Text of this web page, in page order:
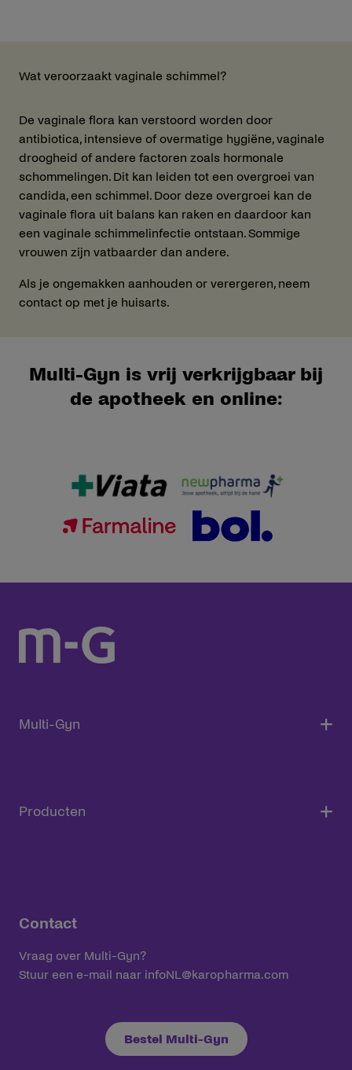
Wat veroorzaakt vaginale schimmel?
De vaginale flora kan verstoord worden door
antibiotica, intensieve of overmatige hygiëne, vaginale
droogheid of andere factoren zoals hormonale
schommelingen. Dit kan leiden tot een overgroei van
candida, een schimmel. Door deze overgroei kan de
vaginale flora uit balans kan raken en daardoor kan
een vaginale schimmelinfectie ontstaan. Sommige
vrouwen zijn vatbaarder dan andere.
Als je ongemakken aanhouden or verergeren, neem
contact op met je huisarts.
Multi-Gyn is vrij verkrijgbaar bij
de apotheek en online:
Multi-Gyn
Producten
Contact
Vraag over Multi-Gyn?
Stuur een e-mail naar infoNL@karopharma.com
Bestel Multi-Gyn